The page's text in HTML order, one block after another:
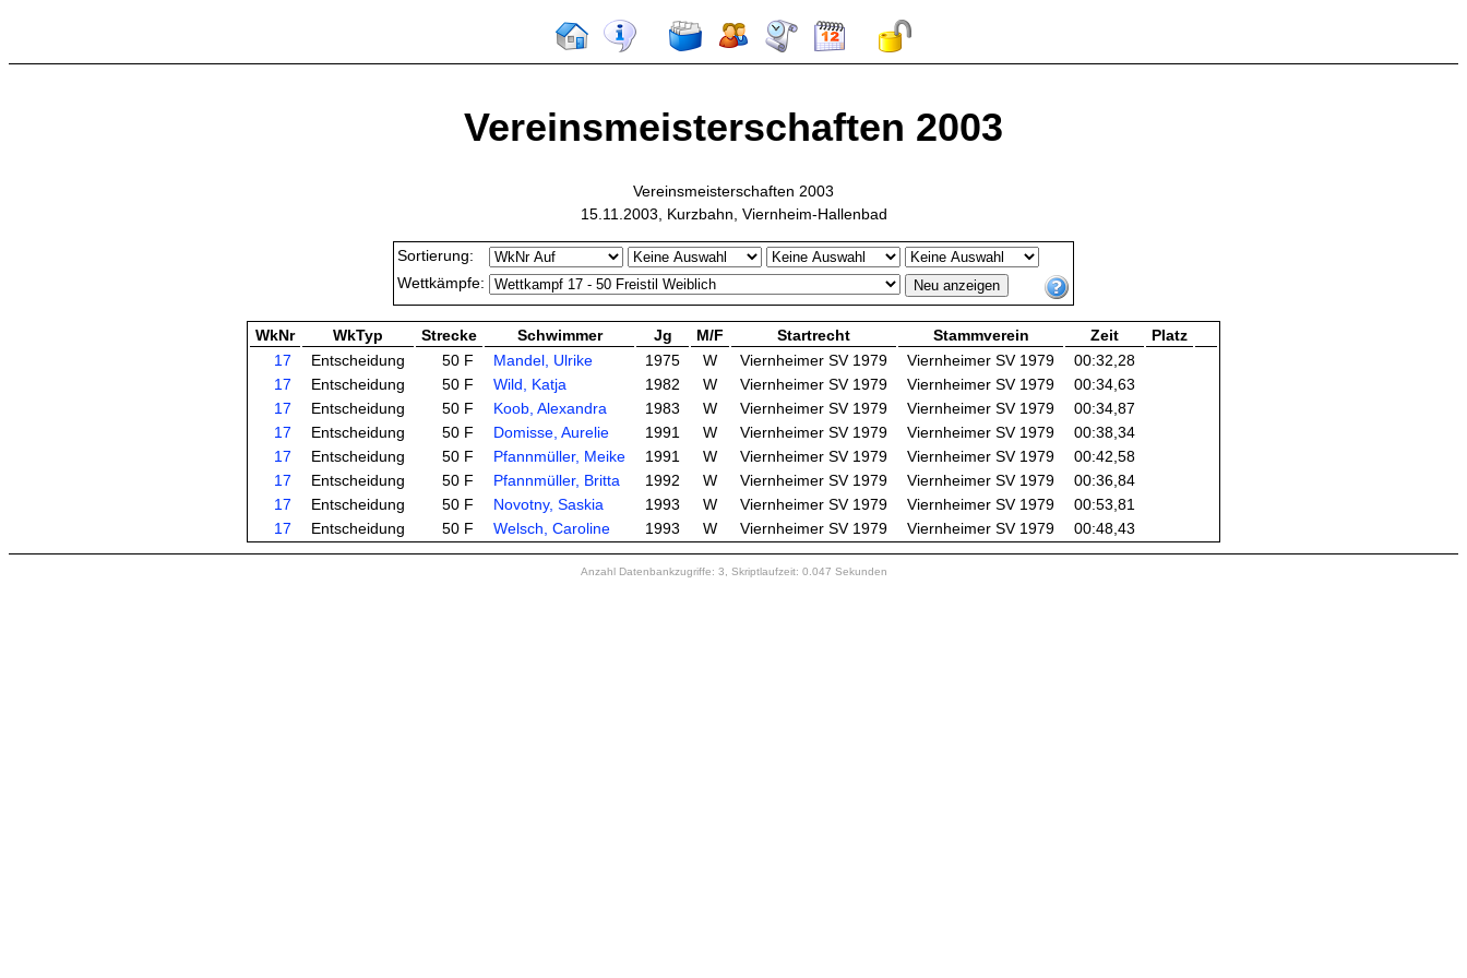
Vereinsmeisterschaften 2003
Vereinsmeisterschaften 2003
15.11.2003, Kurzbahn, Viernheim-Hallenbad
Sortierung:
Wettkämpfe:
WkNr WkTyp Strecke Schwimmer Jg M/F Startrecht Stammverein Zeit
Platz
17
Entscheidung 50 F Mandel, Ulrike 1975 W Viernheimer SV 1979 Viernheimer SV 1979
00:32,28
17
Entscheidung 50 F Wild, Katja 1982 W Viernheimer SV 1979 Viernheimer SV 1979
00:34,63
17
Entscheidung 50 F Koob, Alexandra 1983 W Viernheimer SV 1979 Viernheimer SV 1979
00:34,87
17
Entscheidung 50 F Domisse, Aurelie 1991 W Viernheimer SV 1979 Viernheimer SV 1979
00:38,34
17
Entscheidung 50 F Pfannmüller, Meike 1991 W Viernheimer SV 1979 Viernheimer SV 1979
00:42,58
17
Entscheidung 50 F Pfannmüller, Britta 1992 W Viernheimer SV 1979 Viernheimer SV 1979
00:36,84
17
Entscheidung 50 F Novotny, Saskia 1993 W Viernheimer SV 1979 Viernheimer SV 1979
00:53,81
17
Entscheidung 50 F Welsch, Caroline 1993 W Viernheimer SV 1979 Viernheimer SV 1979 00:48,43
Anzahl Datenbankzugriffe: 3, Skriptlaufzeit: 0.047 Sekunden